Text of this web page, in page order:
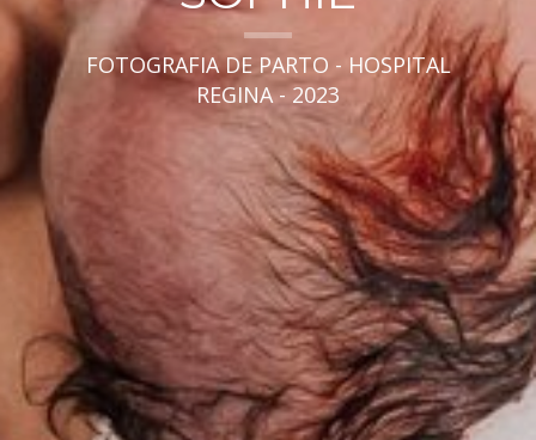
FOTOGRAFIA DE PARTO - HOSPITAL
REGINA - 2023